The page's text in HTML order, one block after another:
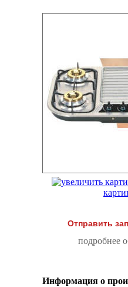
Отправить
подробнее
Информация о